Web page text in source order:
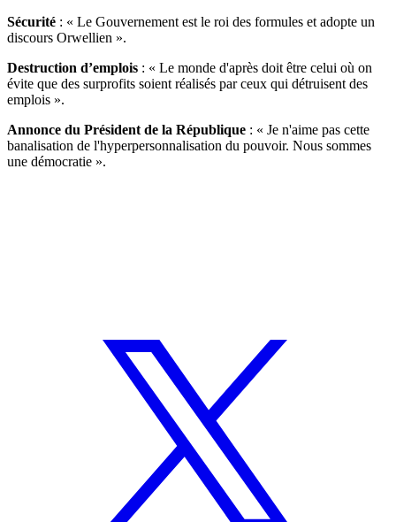
Sécurité : « Le Gouvernement est le roi des formules et adopte un
discours Orwellien ».
Destruction d’emplois : « Le monde d'après doit être celui où on
évite que des surprofits soient réalisés par ceux qui détruisent des
emplois ».
Annonce du Président de la République : « Je n'aime pas cette
banalisation de l'hyperpersonnalisation du pouvoir. Nous sommes
une démocratie ».